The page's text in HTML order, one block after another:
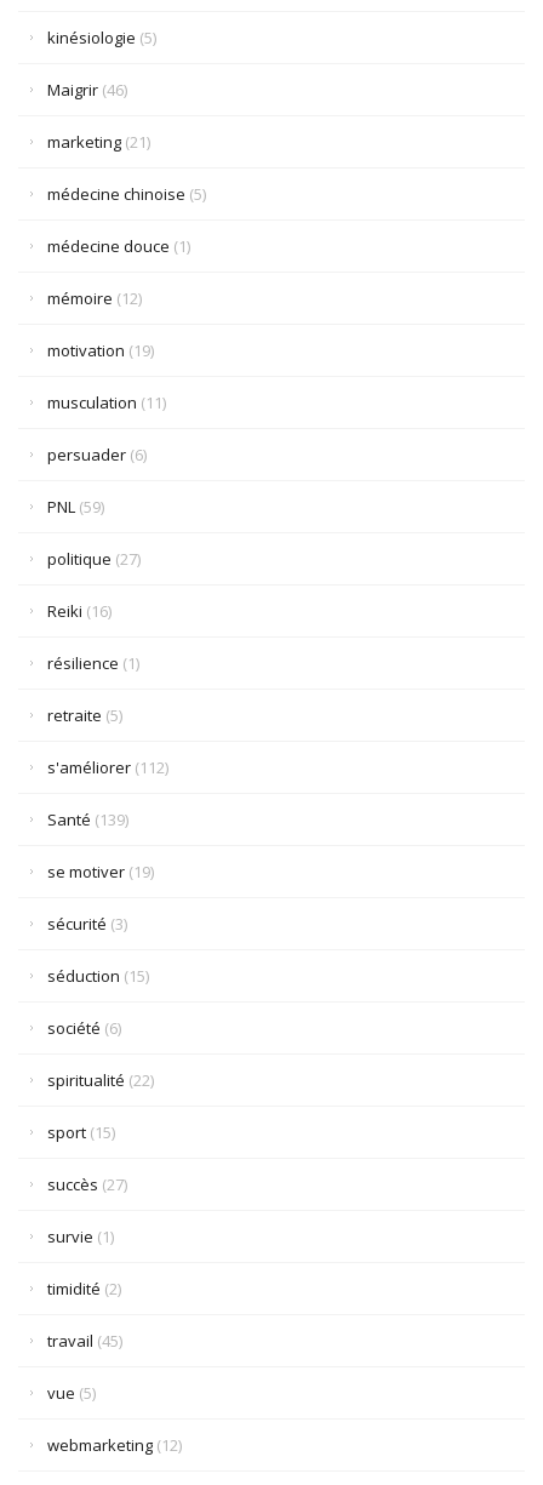
kinésiologie (5)
Maigrir (46)
marketing (21)
médecine chinoise (5)
médecine douce (1)
mémoire (12)
motivation (19)
musculation (11)
persuader (6)
PNL (59)
politique (27)
Reiki (16)
résilience (1)
retraite (5)
s'améliorer (112)
Santé (139)
se motiver (19)
sécurité (3)
séduction (15)
société (6)
spiritualité (22)
sport (15)
succès (27)
survie (1)
timidité (2)
travail (45)
vue (5)
webmarketing (12)